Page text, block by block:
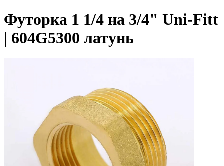
Футорка 1 1/4 на 3/4" Uni-Fitt
| 604G5300 латунь